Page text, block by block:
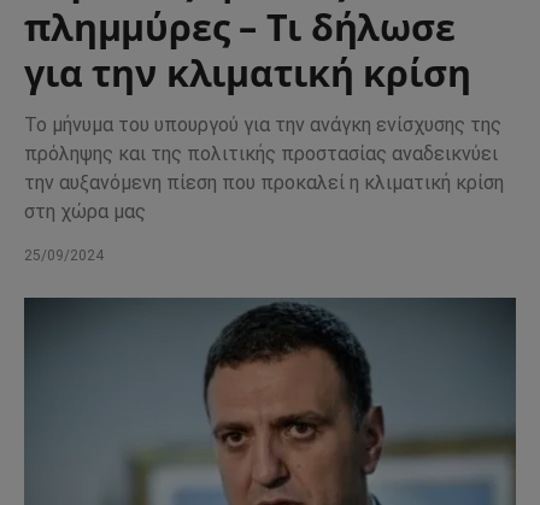
πλημμύρες – Τι δήλωσε
για την κλιματική κρίση
Το μήνυμα του υπουργού για την ανάγκη ενίσχυσης της
πρόληψης και της πολιτικής προστασίας αναδεικνύει
την αυξανόμενη πίεση που προκαλεί η κλιματική κρίση
στη χώρα μας
25/09/2024